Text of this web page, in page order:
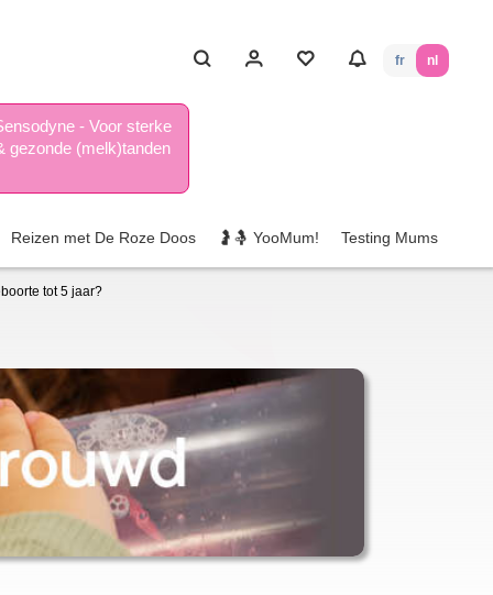
fr nl
- Voor sterke
gezonde (melk)tanden
Reizen met De Roze Doos 🤰🤱 YooMum! Testing Mums
tot 5 jaar?